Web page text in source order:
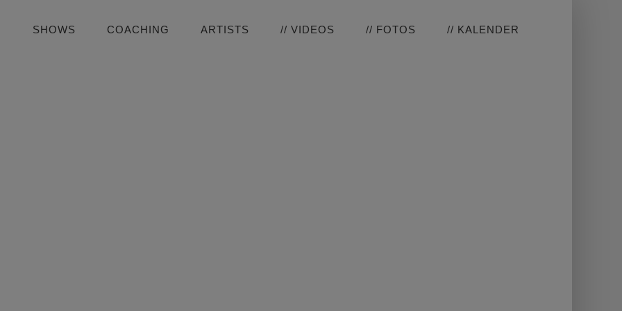
SHOWS COACHING ARTISTS // VIDEOS // FOTOS // KALENDER